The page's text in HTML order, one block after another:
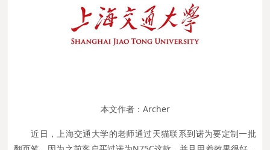
本文作者：Archer
近日，上海交通大学的老师通过天猫联系到诺为要定制一批